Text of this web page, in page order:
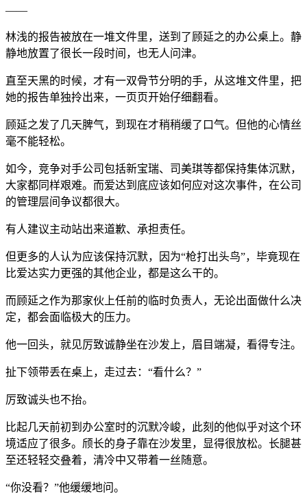
——
林浅的报告被放在一堆文件里，送到了顾延之的办公桌上。静
静地放置了很长一段时间，也无人问津。
直至天黑的时候，才有一双骨节分明的手，从这堆文件里，把
她的报告单独拎出来，一页页开始仔细翻看。
顾延之发了几天脾气，到现在才稍稍缓了口气。但他的心情丝
毫不能轻松。
如今，竞争对手公司包括新宝瑞、司美琪等都保持集体沉默，
大家都同样艰难。而爱达到底应该如何应对这次事件，在公司
的管理层间争议都很大。
有人建议主动站出来道歉、承担责任。
但更多的人认为应该保持沉默，因为“枪打出头鸟”，毕竟现在
比爱达实力更强的其他企业，都是这么干的。
而顾延之作为那家伙上任前的临时负责人，无论出面做什么决
定，都会面临极大的压力。
他一回头，就见厉致诚静坐在沙发上，眉目端凝，看得专注。
扯下领带丢在桌上，走过去：“看什么？”
厉致诚头也不抬。
比起几天前初到办公室时的沉默冷峻，此刻的他似乎对这个环
境适应了很多。颀长的身子靠在沙发里，显得很放松。长腿甚
至还轻轻交叠着，清冷中又带着一丝随意。
“你没看？”他缓缓地问。